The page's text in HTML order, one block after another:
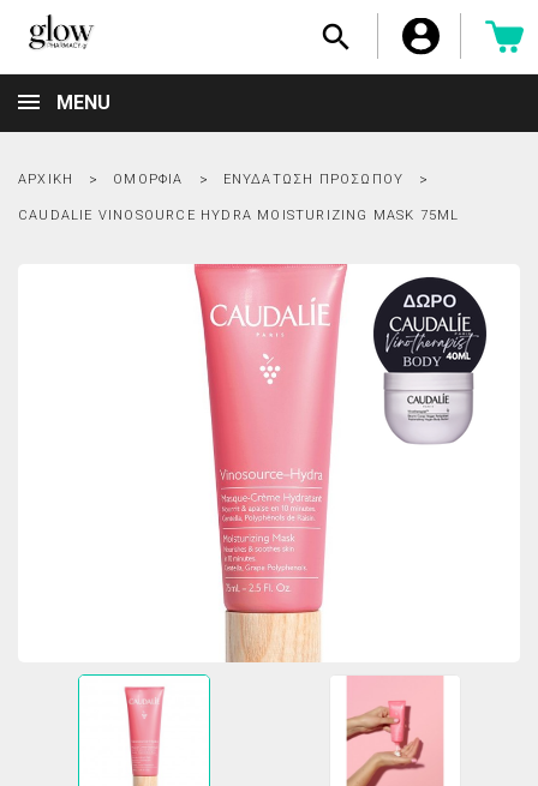

MENU
ΑΡΧΙΚΉ ΟΜΟΡΦΙΆ ΕΝΥΔΆΤΩΣΗ ΠΡΟΣΏΠΟΥ
CAUDALIE VINOSOURCE HYDRA MOISTURIZING MASK 75ML